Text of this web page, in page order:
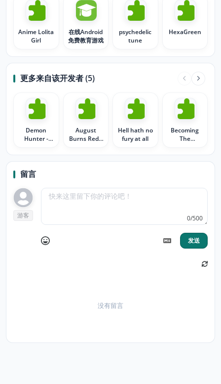
Anime Lolita
Girl
在线Android
免费教育游戏
psychedelic
tune
HexaGreen
更多来自该开发者 (5)
Demon
Hunter -
August
Burns Red -
Logo
Hell hath no
fury at all
Becoming
The
留言
游客 0/500
发送
没有留言